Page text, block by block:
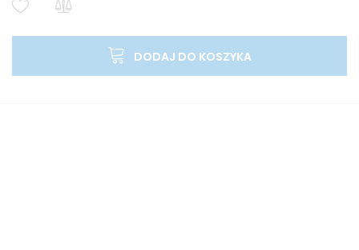
DODAJ DO KOSZYKA